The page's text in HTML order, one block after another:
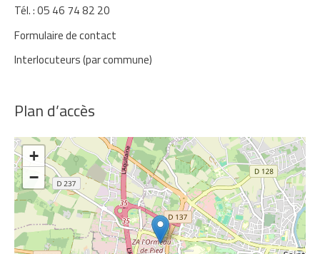
Tél. : 05 46 74 82 20
Formulaire de contact
Interlocuteurs (par commune)
Plan d’accès
+
−